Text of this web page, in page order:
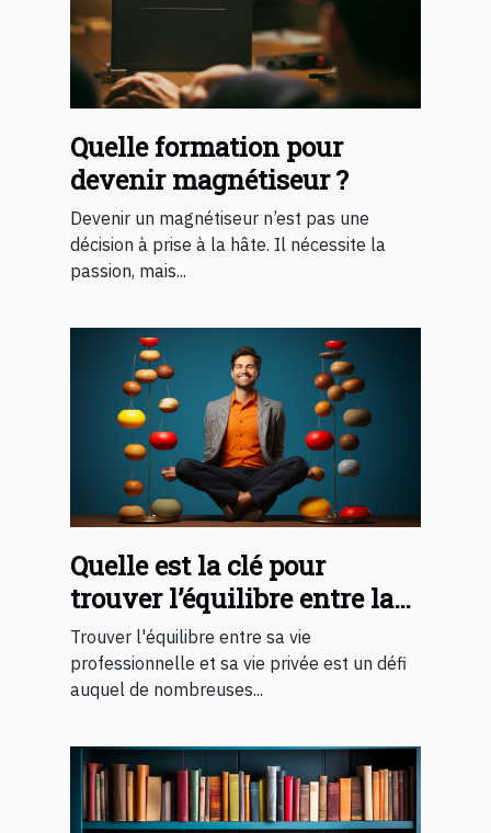
Quelle formation pour
devenir magnétiseur ?
Devenir un magnétiseur n’est pas une
décision à prise à la hâte. Il nécessite la
passion, mais...
Quelle est la clé pour
trouver l’équilibre entre la
vie professionnelle et sa vie
privée ?
Trouver l'équilibre entre sa vie
professionnelle et sa vie privée est un défi
auquel de nombreuses...